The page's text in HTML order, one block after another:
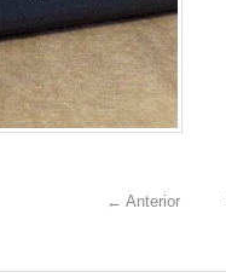
← Anterior